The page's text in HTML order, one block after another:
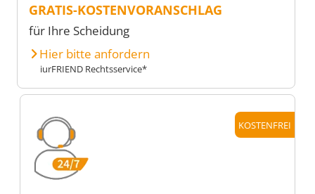
GRATIS-KOSTENVORANSCHLAG
für Ihre Scheidung
Hier bitte anfordern
iurFRIEND Rechtsservice*
KOSTENFREI